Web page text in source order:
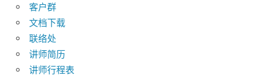
客户群
文档下载
联络处
讲师简历
讲师行程表